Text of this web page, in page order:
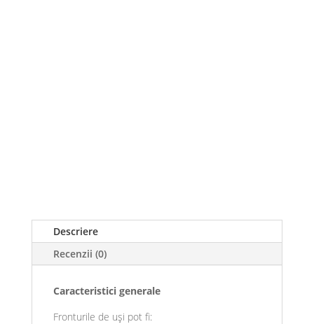
Descriere
Recenzii (0)
Caracteristici generale
Fronturile de uși pot fi: